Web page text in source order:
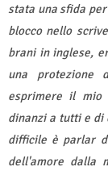
stata una sfida
blocco nello
brani in inglese,
una protezione
esprimere il mio
dinanzi a tutti e di
difficile è parlar
dell'amore dalla